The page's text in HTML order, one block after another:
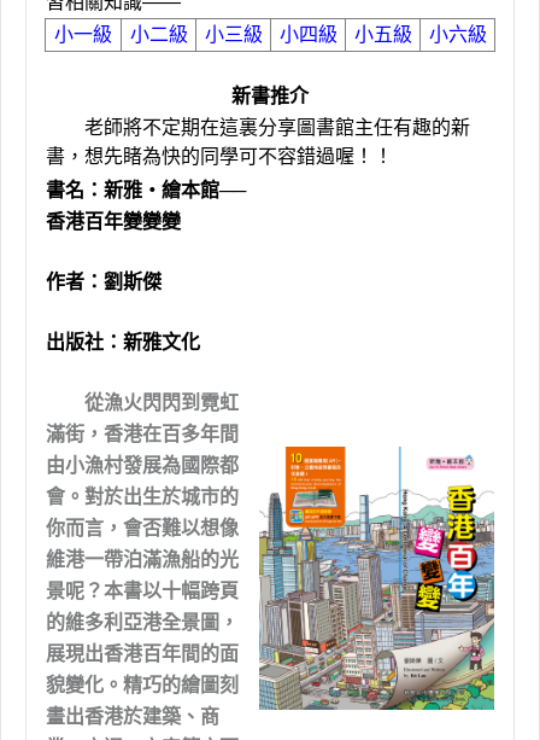
小一級
小二級 小三級 小四級 小五級 小六級
新書推介
老師將不定期在這裏分享圖書館主任有趣的新
書，想先睹為快的同學可不容錯過喔！！
書名： 新雅‧繪本館──
香港百年變變變
作者： 劉斯傑
出版社： 新雅文化
從漁火閃閃到霓虹
滿街，香港在百多年間
由小漁村發展為國際都
會。對於出生於城市的
你而言，會否難以想像
維港一帶泊滿漁船的光
景呢？本書以十幅跨頁
的維多利亞港全景圖，
展現出香港百年間的面
貌變化。精巧的繪圖刻
畫出香港於建築、商